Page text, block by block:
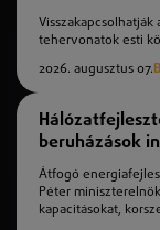
tehervonatok esti
2026. augusztus 07.
beruházások
Átfogó
Péter
kapacitásokat,